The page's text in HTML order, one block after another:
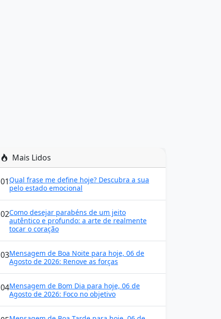
Mais Lidos
01Qual frase me define hoje? Descubra a sua
pelo estado emocional
02Como desejar parabéns de um jeito
autêntico e profundo: a arte de realmente
tocar o coração
03Mensagem de Boa Noite para hoje, 06 de
Agosto de 2026: Renove as forças
04Mensagem de Bom Dia para hoje, 06 de
Agosto de 2026: Foco no objetivo